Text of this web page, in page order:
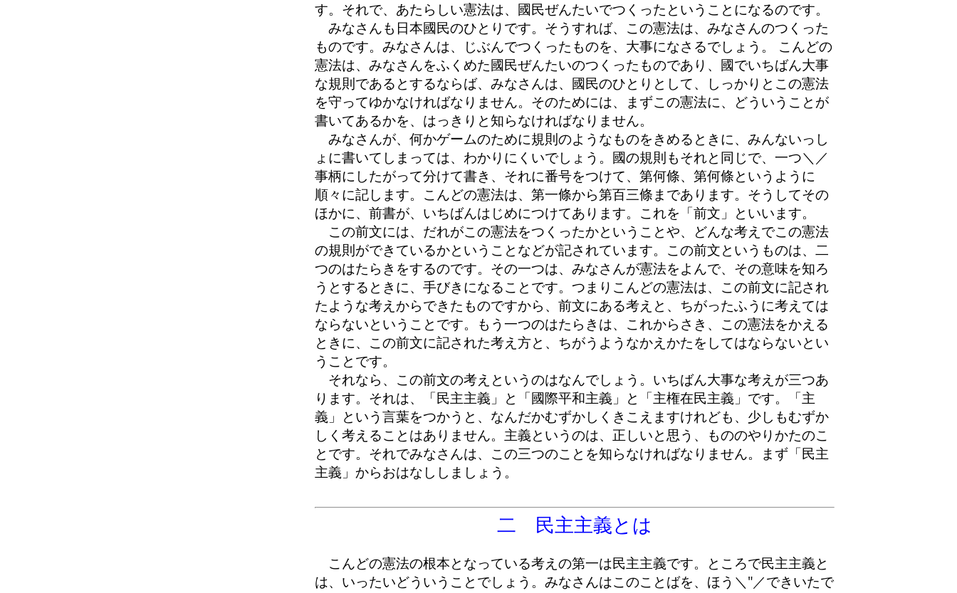
す。それで、あたらしい憲法は、國民ぜんたいでつくったということになるのです。
みなさんも日本國民のひとりです。そうすれば、この憲法は、みなさんのつくった
ものです。みなさんは、じぶんでつくったものを、大事になさるでしょう。 こんどの
憲法は、みなさんをふくめた國民ぜんたいのつくったものであり、國でいちばん大事
な規則であるとするならば、みなさんは、國民のひとりとして、しっかりとこの憲法
を守ってゆかなければなりません。そのためには、まずこの憲法に、どういうことが
書いてあるかを、はっきりと知らなければなりません。
みなさんが、何かゲームのために規則のようなものをきめるときに、みんないっし
ょに書いてしまっては、わかりにくいでしょう。國の規則もそれと同じで、一つ＼／
事柄にしたがって分けて書き、それに番号をつけて、第何條、第何條というように
順々に記します。こんどの憲法は、第一條から第百三條まであります。そうしてその
ほかに、前書が、いちばんはじめにつけてあります。これを「前文」といいます。
この前文には、だれがこの憲法をつくったかということや、どんな考えでこの憲法
の規則ができているかということなどが記されています。この前文というものは、二
つのはたらきをするのです。その一つは、みなさんが憲法をよんで、その意味を知ろ
うとするときに、手びきになることです。つまりこんどの憲法は、この前文に記され
たような考えからできたものですから、前文にある考えと、ちがったふうに考えては
ならないということです。もう一つのはたらきは、これからさき、この憲法をかえる
ときに、この前文に記された考え方と、ちがうようなかえかたをしてはならないとい
うことです。
それなら、この前文の考えというのはなんでしょう。いちばん大事な考えが三つあ
ります。それは、「民主主義」と「國際平和主義」と「主権在民主義」です。「主
義」という言葉をつかうと、なんだかむずかしくきこえますけれども、少しもむずか
しく考えることはありません。主義というのは、正しいと思う、もののやりかたのこ
とです。それでみなさんは、この三つのことを知らなければなりません。まず「民主
主義」からおはなししましょう。
二 民主主義とは
こんどの憲法の根本となっている考えの第一は民主主義です。ところで民主主義と
は、いったいどういうことでしょう。みなさんはこのことばを、ほう＼″／できいたで